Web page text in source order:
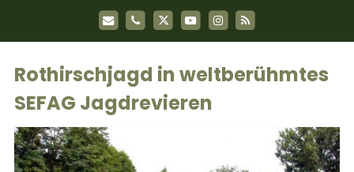
Rothirschjagd in weltberühmtes
SEFAG Jagdrevieren